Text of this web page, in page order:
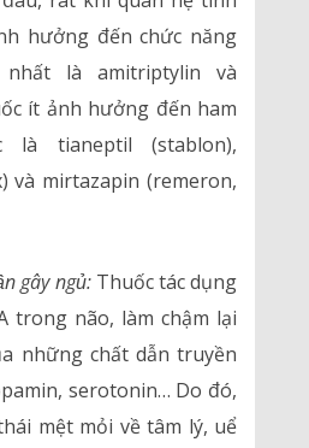
hưởng đến chức năng
là amitriptylin và
ít ảnh hưởng đến ham
là tianeptil (stablon),
và mirtazapin (remeron,
gây ngủ: Thuốc tác dụng
trong não, làm chậm lại
những chất dẫn truyền
serotonin… Do đó,
mệt mỏi về tâm lý, uể